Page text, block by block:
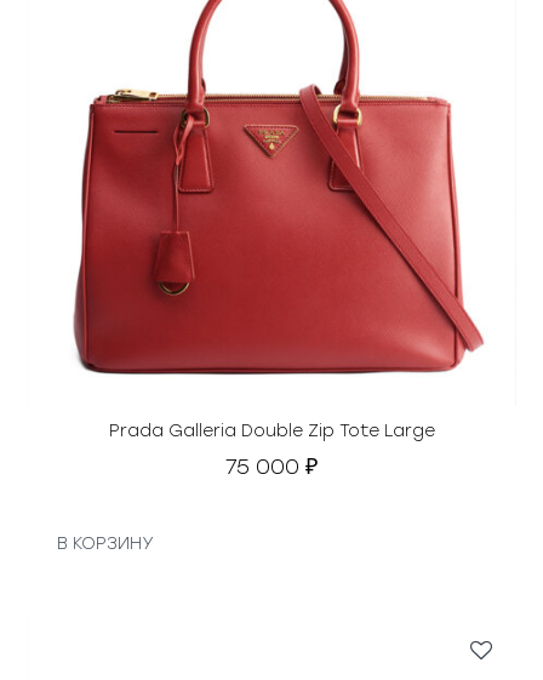
Prada Galleria Double Zip Tote Large
75 000 ₽
В КОРЗИНУ